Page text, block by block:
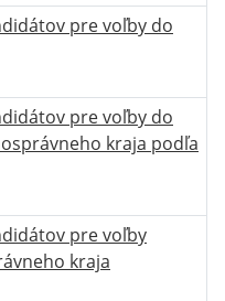
pre voľby do
pre voľby do
kraja podľa
pre voľby
kraja